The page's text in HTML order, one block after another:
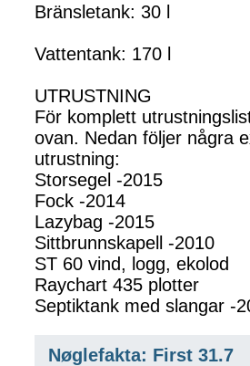
Bränsletank: 30 l
Vattentank: 170 l
UTRUSTNING
För komplett
ovan. Nedan följer några
utrustning:
Storsegel -2015
Fock -2014
Lazybag -2015
Sittbrunnskapell -2010
ST 60 vind, logg, ekolod
Raychart 435 plotter
Septiktank med slangar -
Nøglefakta: First 31.7